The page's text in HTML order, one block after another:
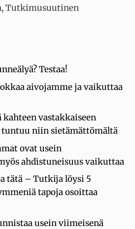
,Tutkimusuutinen
Testaa!
aivojamme ja vaikuttaa
vastakkaiseen
tuntuu niin sietämättömältä
ovat usein
ahdistuneisuus vaikuttaa
tätä – Tutkija löysi 5
tapoja osoittaa
usein viimeisenä